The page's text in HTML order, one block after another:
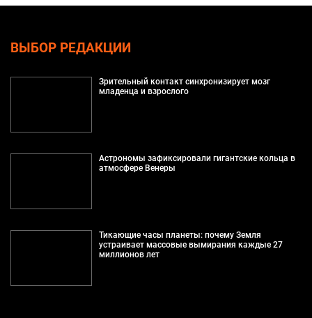
ВЫБОР РЕДАКЦИИ
Зрительный контакт синхронизирует мозг
младенца и взрослого
Астрономы зафиксировали гигантские кольца в
атмосфере Венеры
Тикающие часы планеты: почему Земля
устраивает массовые вымирания каждые 27
миллионов лет